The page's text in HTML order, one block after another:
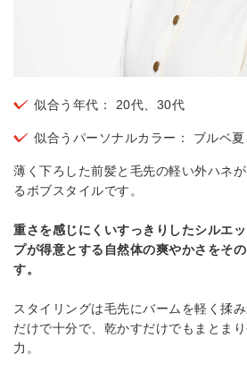
似合う年代： 20代、30代
似合うパーソナルカラー： ブルベ
薄く下ろした前髪と毛先の軽い外ハネ
るボブスタイルです。
重さを感じにくいすっきりしたシルエ
プが得意とする自然体の爽やかさをそ
す。
スタイリングは毛先にバームを軽く揉
だけで十分で、乾かすだけでもまとま
力。